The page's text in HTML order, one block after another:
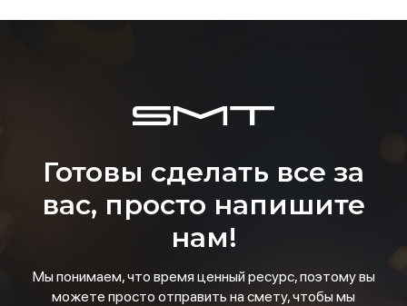
Готовы сделать все за
вас, просто напишите
нам!
Мы понимаем, что время ценный ресурс, поэтому вы
можете просто отправить на смету, чтобы мы